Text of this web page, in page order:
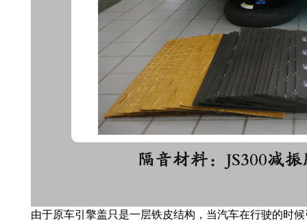
由于原车引擎盖只是一层铁皮结构，当汽车在行驶的时